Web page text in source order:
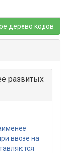
дерево кодов
развитых
ввозе на